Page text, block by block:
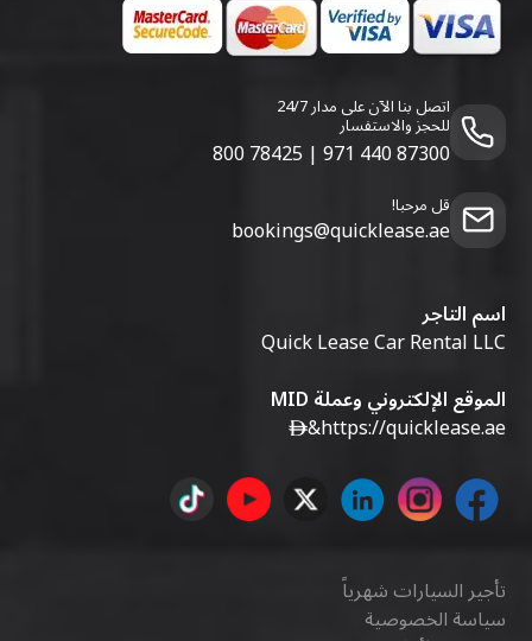
اتصل بنا الآن على مدار 24/7
للحجز والاستفسار
800 78425 | 971 440 87300
قل مرحبا!
bookings@quicklease.ae
اسم التاجر
Quick Lease Car Rental LLC
الموقع الإلكتروني وعملة MID
https://quicklease.ae
&
تأجير السيارات شهرياً
سياسة الخصوصية